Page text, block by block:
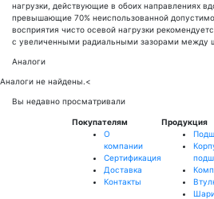
нагрузки, действующие в обоих направлениях
превышающие 70% неиспользованной
восприятия чисто осевой нагрузки
с увеличенными радиальными зазорами между
Аналоги
Аналоги не найдены.<
Вы недавно просматривали
Покупателям
О
компании
Сертификация
Доставка
Контакты
Продукция